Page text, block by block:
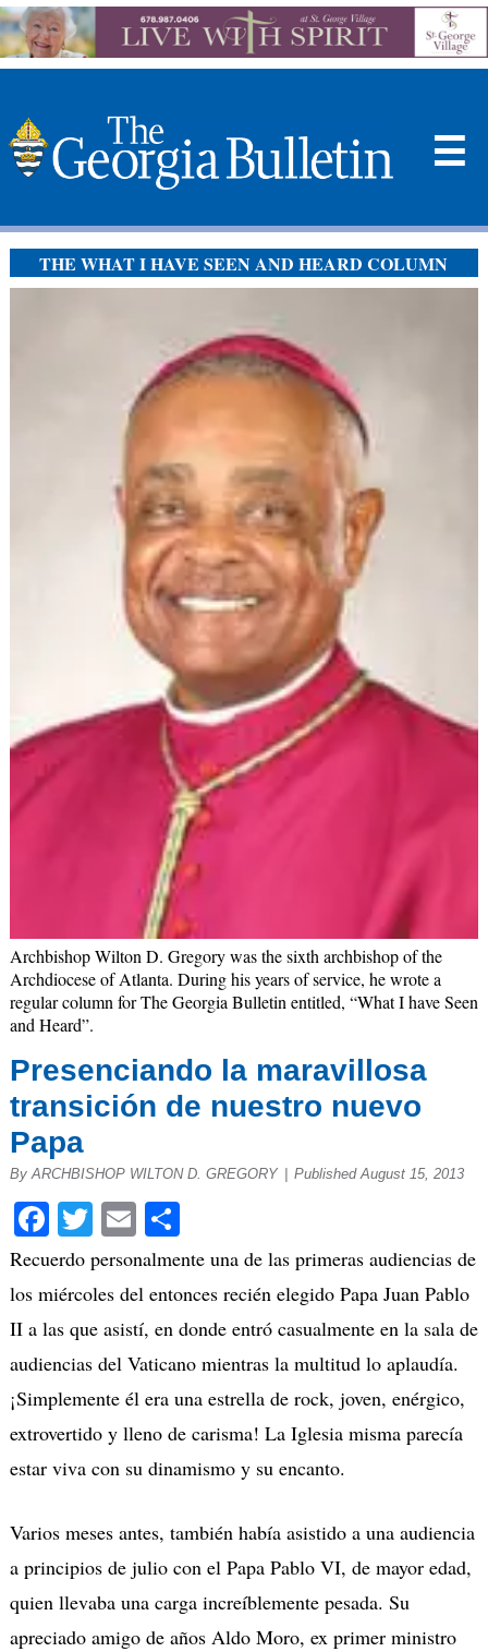
☰
THE WHAT I HAVE SEEN AND HEARD COLUMN
Archbishop Wilton D. Gregory was the sixth archbishop of the
Archdiocese of Atlanta. During his years of service, he wrote a
regular column for The Georgia Bulletin entitled, “What I have Seen
and Heard”.
Presenciando la maravillosa
transición de nuestro nuevo
Papa
By ARCHBISHOP WILTON D. GREGORY | Published August 15, 2013
Facebook
Twitter
EmailShare
Recuerdo personalmente una de las primeras audiencias de
los miércoles del entonces recién elegido Papa Juan Pablo
II a las que asistí, en donde entró casualmente en la sala de
audiencias del Vaticano mientras la multitud lo aplaudía.
¡Simplemente él era una estrella de rock, joven, enérgico,
extrovertido y lleno de carisma! La Iglesia misma parecía
estar viva con su dinamismo y su encanto.
Varios meses antes, también había asistido a una audiencia
a principios de julio con el Papa Pablo VI, de mayor edad,
quien llevaba una carga increíblemente pesada. Su
apreciado amigo de años Aldo Moro, ex primer ministro